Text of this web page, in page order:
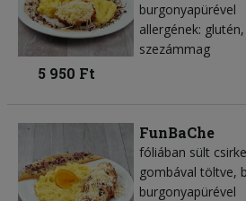
burgonyapürével
allergének:
szezámmag
5 950 Ft
FunBaChe
fóliában sült
gombával töltve,
burgonyapürével